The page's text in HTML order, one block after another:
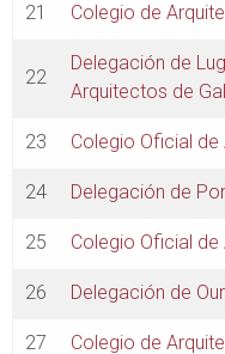
21 Colegio de
22
Delegación de
Arquitectos de
23 Colegio Oficial
24 Delegación de
25 Colegio Oficial
26 Delegación de
27 Colegio de